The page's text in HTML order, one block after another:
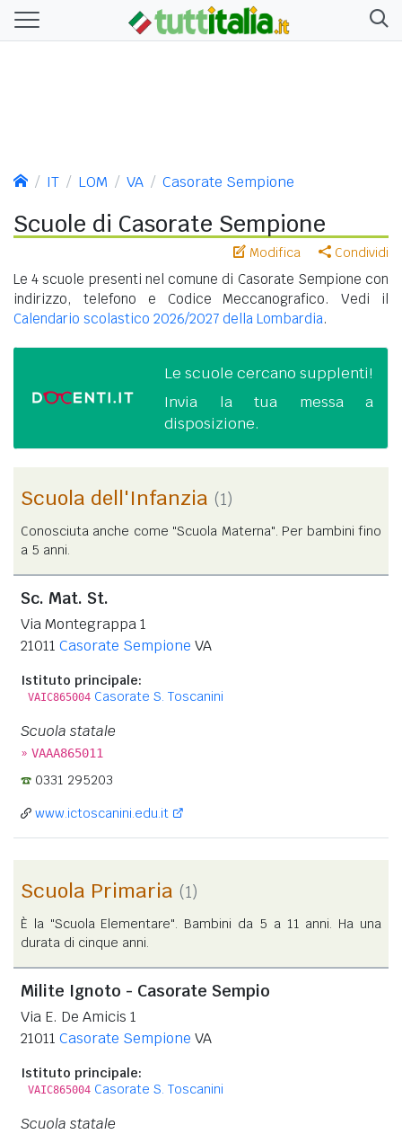
IT LOM VA Casorate Sempione
Scuole di Casorate Sempione
Modifica Condividi
Le 4 scuole presenti nel comune di Casorate Sempione con
indirizzo, telefono e Codice Meccanografico. Vedi il
Calendario scolastico 2026/2027 della Lombardia.
Le scuole cercano supplenti!
Invia la tua messa a
disposizione.
Scuola dell'Infanzia (1)
Conosciuta anche come "Scuola Materna". Per bambini fino
a 5 anni.
Sc. Mat. St.
Via Montegrappa 1
21011 Casorate Sempione VA
Istituto principale:
VAIC865004 Casorate S. Toscanini
Scuola statale
» VAAA865011
0331 295203
www.ictoscanini.edu.it
Scuola Primaria (1)
È la "Scuola Elementare". Bambini da 5 a 11 anni. Ha una
durata di cinque anni.
Milite Ignoto - Casorate Sempio
Via E. De Amicis 1
21011 Casorate Sempione VA
Istituto principale:
VAIC865004 Casorate S. Toscanini
Scuola statale